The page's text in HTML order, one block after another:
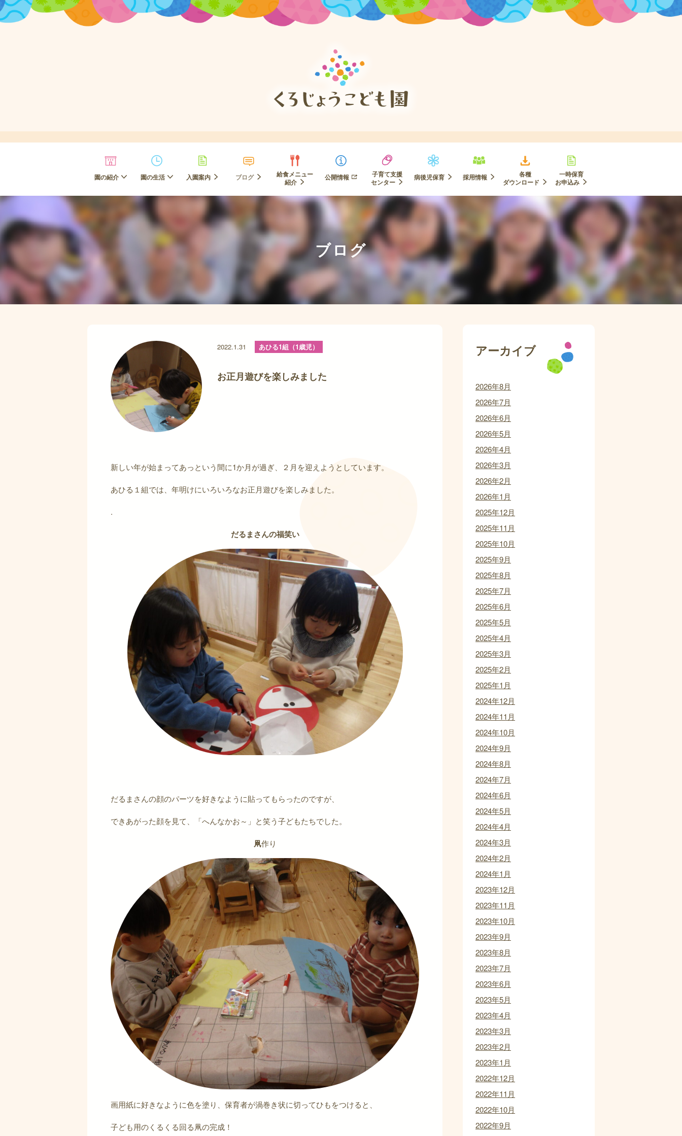
園の紹介 園の生活 入園案内 ブログ
給食メニュー
紹介
公開情報
子育て支援
センター
病後児保育 採用情報
各種
ダウンロード
一時保育
お申込み
ブログ
2022.1.31 あひる1組（1歳児）
お正月遊びを楽しみました
新しい年が始まってあっという間に1か月が過ぎ、２月を迎えようとしています。
あひる１組では、年明けにいろいろなお正月遊びを楽しみました。
.
だるまさんの福笑い
だるまさんの顔のパーツを好きなように貼ってもらったのですが、
できあがった顔を見て、「へんなかお～」と笑う子どもたちでした。
凧作り
画用紙に好きなように色を塗り、保育者が渦巻き状に切ってひもをつけると、
子ども用のくるくる回る凧の完成！
アーカイブ
2026年8月
2026年7月
2026年6月
2026年5月
2026年4月
2026年3月
2026年2月
2026年1月
2025年12月
2025年11月
2025年10月
2025年9月
2025年8月
2025年7月
2025年6月
2025年5月
2025年4月
2025年3月
2025年2月
2025年1月
2024年12月
2024年11月
2024年10月
2024年9月
2024年8月
2024年7月
2024年6月
2024年5月
2024年4月
2024年3月
2024年2月
2024年1月
2023年12月
2023年11月
2023年10月
2023年9月
2023年8月
2023年7月
2023年6月
2023年5月
2023年4月
2023年3月
2023年2月
2023年1月
2022年12月
2022年11月
2022年10月
2022年9月